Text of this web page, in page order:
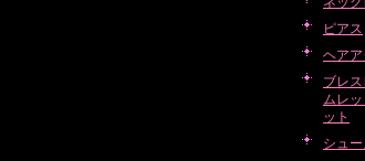
ピアス
ヘア
ブレ
ムレ
ット
シュ